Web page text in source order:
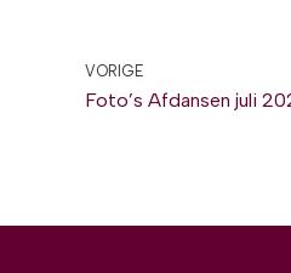
VORIGE
Foto’s Afdansen juli